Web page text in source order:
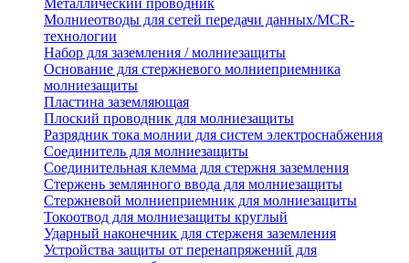
Молниеотводы для сетей передачи данных/MCR-
технологии
Набор для заземления / молниезащиты
Основание для стержневого молниеприемника
молниезащиты
Пластина заземляющая
Плоский проводник для молниезащиты
Разрядник тока молнии для систем электроснабжения
Соединитель для молниезащиты
Соединительная клемма для стержня заземления
Стержень землянного ввода для молниезащиты
Стержневой молниеприемник для молниезащиты
Токоотвод для молниезащиты круглый
Ударный наконечник для стерженя заземления
Устройства защиты от перенапряжений для